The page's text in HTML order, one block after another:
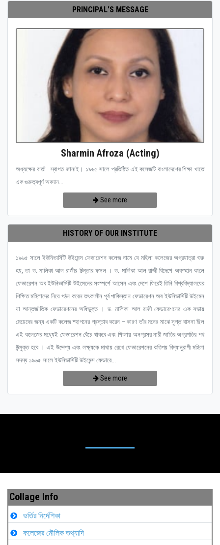
PRINCIPAL'S MESSAGE
Sharmin Afroza (Acting)
অধ্যক্ষের বার্তা স্বাগত জানাই। ১৯৬৫ সালে প্রতিষ্ঠিত এই কলেজটি বাংলাদেশের শিক্ষা খাতে
এক গুরুত্বপূর্ণ অবদান...
See more
HISTORY OF OUR INSTITUTE
১৯৬৫ সালে ইউনিভার্সিটি উইমেন্স ফেডারেশন কলেজ নামে যে মহিলা কলেজের অগ্রযাত্রা শুরু
হয়, তা ড. মালিকা আল রাজীর চিন্তার ফসল । ড. মালিকা আল রাজী বিদেশে অবস্হান কালে
ফেডারেশন অব ইউনিভার্সিটি উইমেনের সংস্পর্শে আসেন এবং দেশে ফিরেই তিনি বিশ্ববিদ্যালয়ের
শিক্ষিত মহিলাদের নিয়ে গঠন করেন তৎকালীন পূর্ব পাকিস্তান ফেডারেশন অব ইউনিভার্সিটি উইমেন
যা আন্তর্জাতিক ফেডারেশনের অধিভুক্ত । ড. মালিকা আল রাজী ফেডারেশনের এক সভায়
মেয়েদের জন্য একটি কলেজ ষ্হাপনের প্রস্তাব করেন – কারণ তাঁর মনের মাঝে সুপ্ত বাসনা ছিল
এই কলেজের মধ্যেই ফেডারেশন বেঁচে থাকবে এবং শিক্ষায় অনগ্রসর নারী জাতির অগ্রগতির পথ
উন্মুক্ত হবে । এই উদ্দেশ্য এবং লক্ষ্যকে মাথায় রেখে ফেডারেশনের কতিপয় বিদ্যানুরাগী মহিলা
সদস্য ১৯৬৫ সালে ইউনিভার্সিটি উইমেন্স ফেডারে...
See more
Collage Info
ভর্তির নির্দেশিকা
কলেজের মৌলিক তথ্যাদি